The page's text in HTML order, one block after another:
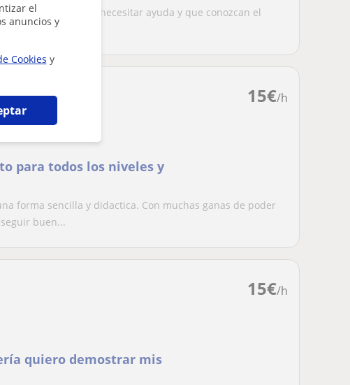
el
anuncios y
Cookies y
a estudiar sin necesitar ayuda y que conozcan el
el apr...
15€/h
para todos los niveles y
forma sencilla y didactica. Con muchas ganas de poder
buen...
15€/h
quiero demostrar mis